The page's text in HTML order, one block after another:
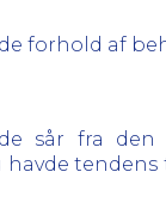
forhold af
sår fra den